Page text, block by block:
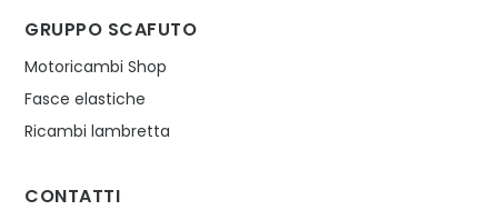
GRUPPO SCAFUTO
Motoricambi Shop
Fasce elastiche
Ricambi lambretta
CONTATTI